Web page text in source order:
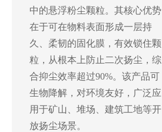
中的悬浮粉尘颗粒。其核心优势
在于可在物料表面形成一层持
久、柔韧的固化膜，有效锁住颗
粒，从根本上防止二次扬尘，综
合抑尘效率超过90%。该产品可
生物降解，对环境友好，广泛应
用于矿山、堆场、建筑工地等开
放扬尘场景。